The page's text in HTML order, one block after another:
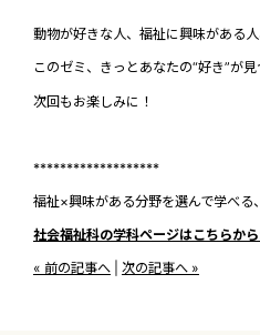
動物が好きな人、福祉に興味がある
このゼミ、きっとあなたの“好き”が
次回もお楽しみに！
*******************
福祉×興味がある分野を選んで学べる
社会福祉科の学科ページはこちらか
« 前の記事へ 次の記事へ »